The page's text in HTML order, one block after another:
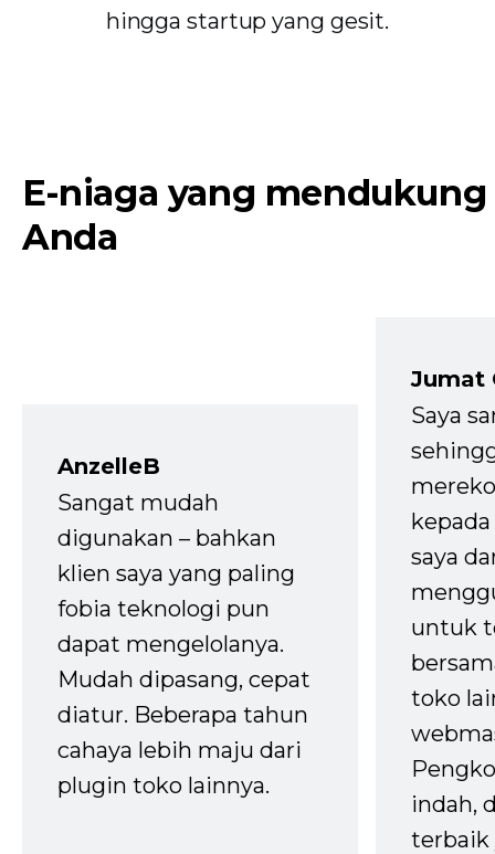
hingga startup yang gesit.
E-niaga yang mendukung
Anda
AnzelleB
Sangat mudah
digunakan – bahkan
klien saya yang paling
fobia teknologi pun
dapat mengelolanya.
Mudah dipasang, cepat
diatur. Beberapa tahun
cahaya lebih maju dari
plugin toko lainnya.
Jumat
Saya
saya
untuk
toko
indah,
terbaik